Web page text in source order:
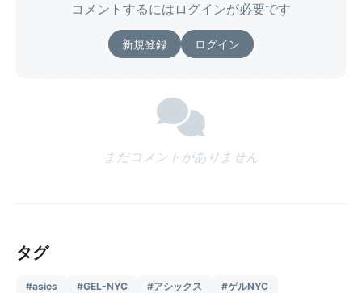
コメントするにはログインが必要です
新規登録 ログイン
まだコメントがありません
タグ
#asics #GEL-NYC #アシックス
#ゲルNYC